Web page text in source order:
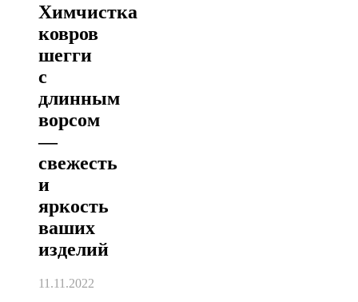
Химчистка
ковров
шегги
с
длинным
ворсом
—
свежесть
и
яркость
ваших
изделий
11.11.2022